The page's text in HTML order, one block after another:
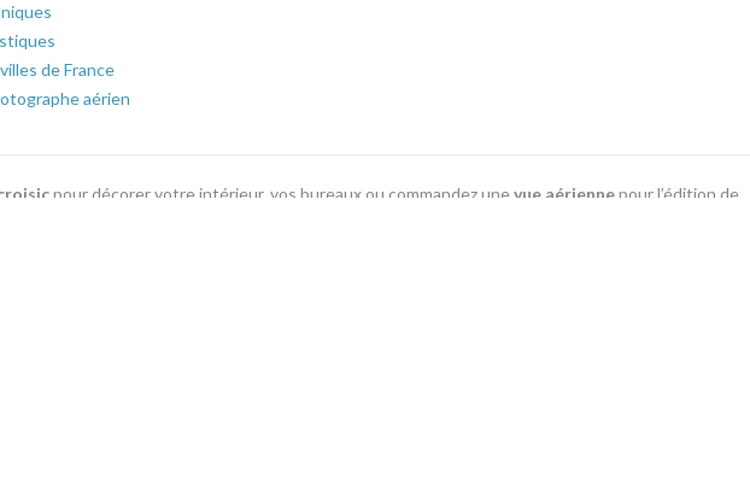
de France
aérien
pour décorer votre intérieur, vos bureaux ou commandez unevue aériennepour l’édition de